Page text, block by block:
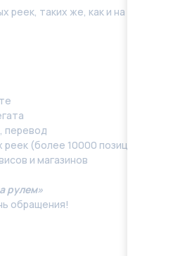
таких же, как и на Вашей
перевод
(более 10000 позиций,
и магазинов
рулем»
обращения!